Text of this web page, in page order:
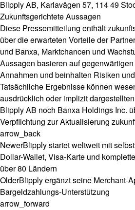
Blipply AB, Karlavägen 57, 114 49
Zukunftsgerichtete Aussagen
Diese Pressemitteilung enthält
über die erwarteten Vorteile der
und Banxa, Marktchancen und
Aussagen basieren auf
Annahmen und beinhalten Risiken
Tatsächliche Ergebnisse können
ausdrücklich oder implizit
Blipply AB noch Banxa Holdings Inc.
Verpflichtung zur Aktualisierung
arrow_back
NewerBlipply startet weltweit mit
Dollar-Wallet, Visa-Karte und
über 80 Ländern
OlderBlipply ergänzt seine Merchant-
Bargeldzahlungs-Unterstützung
arrow_forward